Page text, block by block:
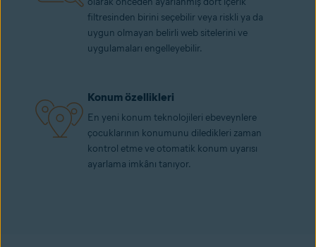
filtresinden birini seçebilir veya riskli ya da
uygun olmayan belirli web sitelerini ve
uygulamaları engelleyebilir.
Konum özellikleri
En yeni konum teknolojileri ebeveynlere
çocuklarının konumunu diledikleri zaman
kontrol etme ve otomatik konum uyarısı
ayarlama imkânı tanıyor.